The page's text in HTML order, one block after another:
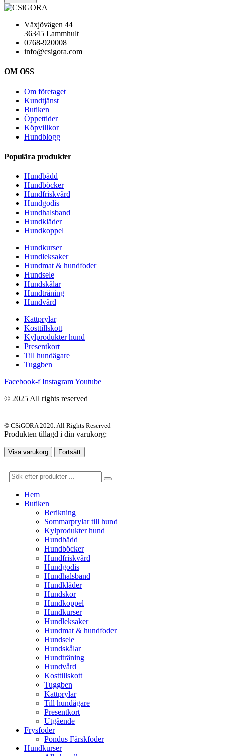
Växjövägen 44
36345 Lammhult
0768-920008
info@csigora.com
OM OSS
Om företaget
Kundtjänst
Butiken
Öppettider
Köpvillkor
Hundblogg
Populära produkter
Hundbädd
Hundböcker
Hundfriskvård
Hundgodis
Hundhalsband
Hundkläder
Hundkoppel
Hundkurser
Hundleksaker
Hundmat & hundfoder
Hundsele
Hundskålar
Hundträning
Hundvård
Kattprylar
Kosttillskott
Kylprodukter hund
Presentkort
Till hundägare
Tuggben
Facebook-f InstagramYoutube
© 2025 All rights reserved
© CSiGORA 2020. All Rights Reserved
Produkten tillagd i din varukorg:
Visa varukorg Fortsätt
Hem
Butiken
Berikning
Sommarprylar till hund
Kylprodukter hund
Hundbädd
Hundböcker
Hundfriskvård
Hundgodis
Hundhalsband
Hundkläder
Hundskor
Hundkoppel
Hundkurser
Hundleksaker
Hundmat & hundfoder
Hundsele
Hundskålar
Hundträning
Hundvård
Kosttillskott
Tuggben
Kattprylar
Till hundägare
Presentkort
Utgående
Frysfoder
Pondus Färskfoder
Hundkurser